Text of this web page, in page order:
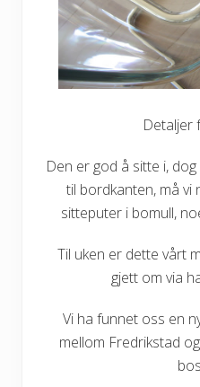
Detaljer
Den er god å sitte i,
til bordkanten, må vi
sitteputer i bomull,
Til uken er dette vårt
gjett om via
Vi ha funnet oss en
mellom Fredrikstad